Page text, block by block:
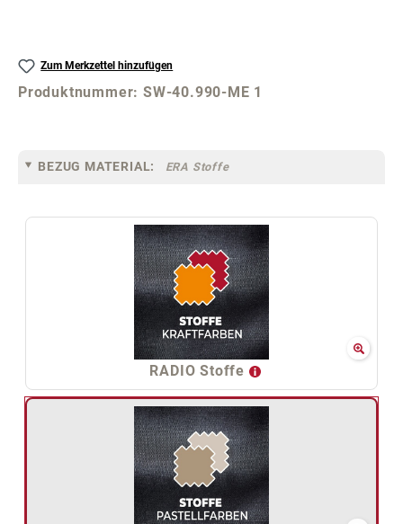
Zum Merkzettel hinzufügen
Produktnummer:SW-40.990-ME 1
BEZUG MATERIAL: ERA Stoffe
RADIO Stoffe